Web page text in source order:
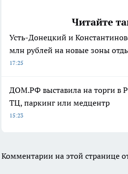
Читайте
Усть-Донецкий и
млн рублей на новые зоны
17:25
ДОМ.РФ выставила на торги в
ТЦ, паркинг или медцентр
15:23
Комментарии на этой странице